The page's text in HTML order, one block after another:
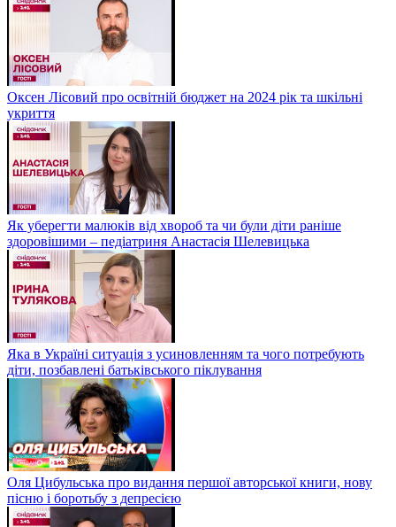
Оксен Лісовий про освітній бюджет на 2024 рік та шкільні
укриття
Як уберегти малюків від хвороб та чи були діти раніше
здоровішими – педіатриня Анастасія Шелевицька
Яка в Україні ситуація з усиновленням та чого потребують
діти, позбавлені батьківського піклування
Оля Цибульська про видання першої авторської книги, нову
пісню і боротьбу з депресією